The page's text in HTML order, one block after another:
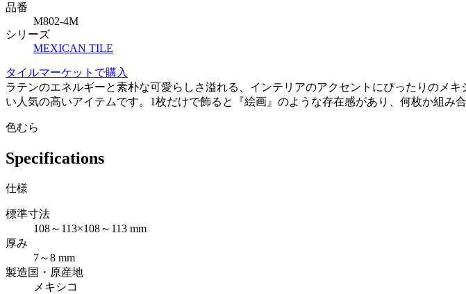
品番
M802-4M
シリーズ
MEXICAN TILE
タイルマーケットで購入
ラテンのエネルギーと素朴な可愛らしさ溢れる、インテリアのアクセントにぴったりのメ
い人気の高いアイテムです。1枚だけで飾ると『絵画』のような存在感があり、何枚か組み
色むら
Specifications
仕様
標準寸法
108～113×108～113 mm
厚み
7～8 mm
製造国・原産地
メキシコ